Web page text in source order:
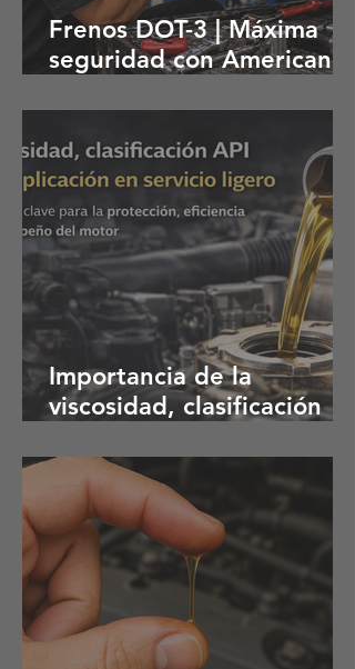
Frenos DOT-3 | Máxima
seguridad con American
Importancia de la
viscosidad, clasificación
servicio ligero